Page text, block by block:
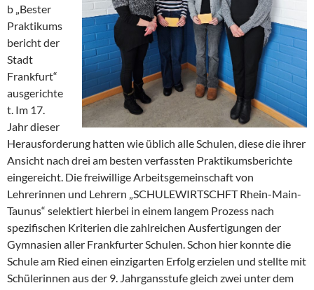
b „Bester
Praktikums
bericht der
Stadt
Frankfurt“
ausgerichte
t. Im 17.
Jahr dieser
Herausforderung hatten wie üblich alle Schulen, diese die ihrer
Ansicht nach drei am besten verfassten Praktikumsberichte
eingereicht. Die freiwillige Arbeitsgemeinschaft von
Lehrerinnen und Lehrern „SCHULEWIRTSCHFT Rhein-Main-
Taunus“ selektiert hierbei in einem langem Prozess nach
spezifischen Kriterien die zahlreichen Ausfertigungen der
Gymnasien aller Frankfurter Schulen. Schon hier konnte die
Schule am Ried einen einzigarten Erfolg erzielen und stellte mit
Schülerinnen aus der 9. Jahrgansstufe gleich zwei unter dem